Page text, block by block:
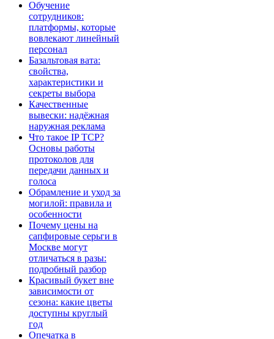
Обучение
сотрудников:
платформы, которые
вовлекают линейный
персонал
Базальтовая вата:
свойства,
характеристики и
секреты выбора
Качественные
вывески: надёжная
наружная реклама
Что такое IP TCP?
Основы работы
протоколов для
передачи данных и
голоса
Обрамление и уход за
могилой: правила и
особенности
Почему цены на
сапфировые серьги в
Москве могут
отличаться в разы:
подробный разбор
Красивый букет вне
зависимости от
сезона: какие цветы
доступны круглый
год
Опечатка в